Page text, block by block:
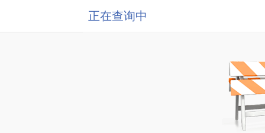
正在查询中